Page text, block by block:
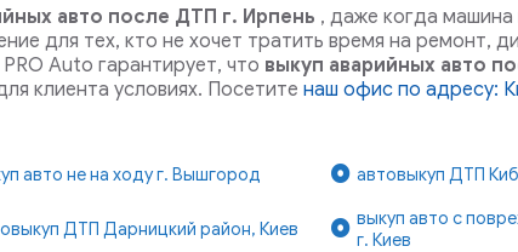
авто после ДТП г. Ирпень , даже когда
для тех, кто не хочет тратить время на ремонт,
PRO Auto гарантирует, что выкуп аварийных авто
клиента условиях. Посетите наш офис по адресу:
авто не на ходу г. Вышгород автовыкуп ДТП
ДТП Дарницкий район, Киев
выкуп авто с
г. Киев